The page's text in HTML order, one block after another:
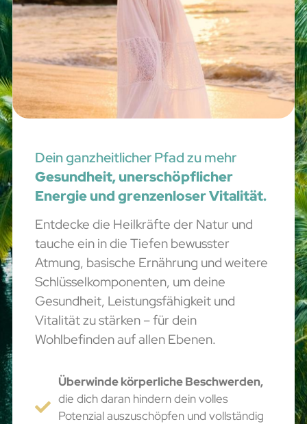
Dein ganzheitlicher Pfad zu mehr
Gesundheit, unerschöpflicher
Energie und grenzenloser Vitalität.
Entdecke die Heilkräfte der Natur und
tauche ein in die Tiefen bewusster
Atmung, basische Ernährung und weitere
Schlüsselkomponenten, um deine
Gesundheit, Leistungsfähigkeit und
Vitalität zu stärken – für dein
Wohlbefinden auf allen Ebenen.
Überwinde körperliche Beschwerden,
die dich daran hindern dein volles
Potenzial auszuschöpfen und vollständig